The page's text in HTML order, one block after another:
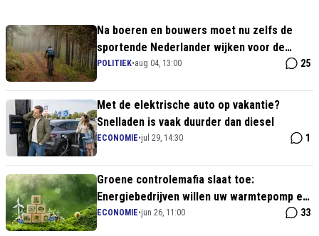
Na boeren en bouwers moet nu zelfs de
sportende Nederlander wijken voor de
groene regelmachine
POLITIEK•aug 04, 13:00 25
Met de elektrische auto op vakantie?
Snelladen is vaak duurder dan diesel
ECONOMIE•jul 29, 14:30 1
Groene controlemafia slaat toe:
Energiebedrijven willen uw warmtepomp en
laadpaal op afstand gaan uitzetten
ECONOMIE•jun 26, 11:00 33